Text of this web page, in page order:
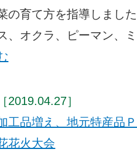
の育て方を指導しまし
、オクラ、ピーマン、
［2019.04.27］
工品増え、地元特産
花火大会